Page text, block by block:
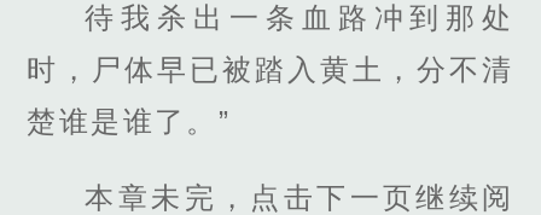
待我杀出一条血路冲到那处
时，尸体早已被踏入黄土，分不清
楚谁是谁了。”
本章未完，点击下一页继续阅